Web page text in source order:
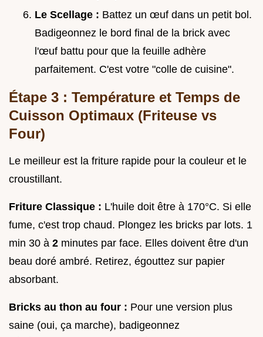
Le Scellage : Battez un œuf dans un petit bol.
Badigeonnez le bord final de la brick avec
l'œuf battu pour que la feuille adhère
parfaitement. C'est votre "colle de cuisine".
Étape 3 : Température et Temps de
Cuisson Optimaux (Friteuse vs
Four)
Le meilleur est la friture rapide pour la couleur et le
croustillant.
Friture Classique : L'huile doit être à 170°C. Si elle
fume, c'est trop chaud. Plongez les bricks par lots. 1
min 30 à 2 minutes par face. Elles doivent être d'un
beau doré ambré. Retirez, égouttez sur papier
absorbant.
Bricks au thon au four : Pour une version plus
saine (oui, ça marche), badigeonnez